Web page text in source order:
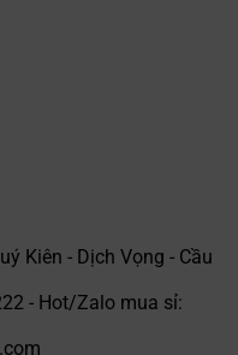
Kiên - Dịch Vọng - Cầu
- Hot/Zalo mua sỉ: